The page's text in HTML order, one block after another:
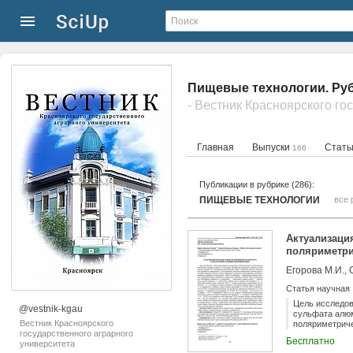
@vestnik-kgau
Вестник Красноярского
государственного аграрного
университета
Пищевые технологии.
Главная Выпуски 166
Публикации в рубрике (286):
ПИЩЕВЫЕ ТЕХНОЛОГИИ все
Егорова М.И.,
Статья научная
Цель
сульфата
применения
Бесплатно